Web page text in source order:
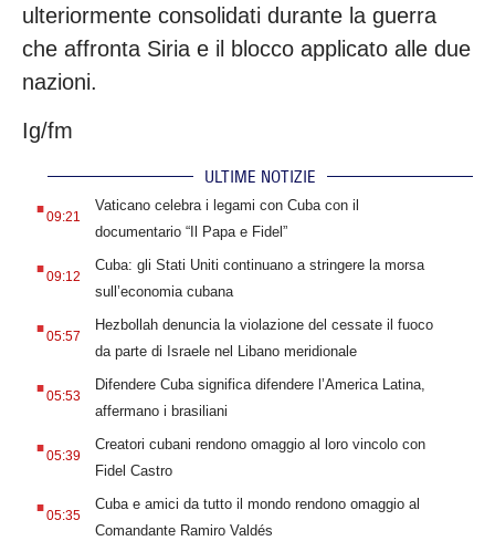
ulteriormente consolidati durante la guerra
che affronta Siria e il blocco applicato alle due
nazioni.
Ig/fm
ULTIME NOTIZIE
.09:21
Vaticano celebra i legami con Cuba con il
documentario “Il Papa e Fidel”
.09:12
Cuba: gli Stati Uniti continuano a stringere la morsa
sull’economia cubana
.05:57
Hezbollah denuncia la violazione del cessate il fuoco
da parte di Israele nel Libano meridionale
.05:53
Difendere Cuba significa difendere l’America Latina,
affermano i brasiliani
.05:39
Creatori cubani rendono omaggio al loro vincolo con
Fidel Castro
.05:35
Cuba e amici da tutto il mondo rendono omaggio al
Comandante Ramiro Valdés